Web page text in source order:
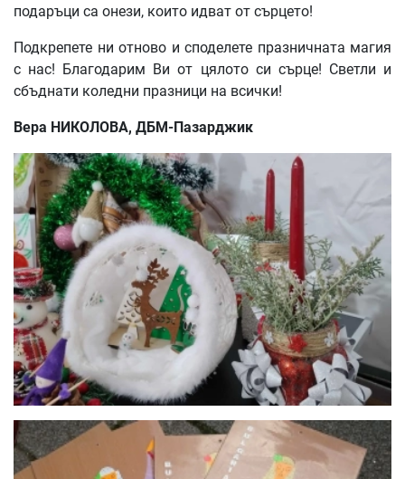
подаръци са онези, които идват от сърцето!
Подкрепете ни отново и споделете празничната магия
с нас! Благодарим Ви от цялото си сърце! Светли и
сбъднати коледни празници на всички!
Вера НИКОЛОВА, ДБМ-Пазарджик